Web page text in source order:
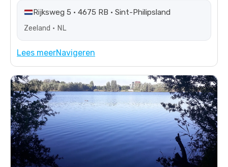
Rijksweg 5 • 4675 RB • Sint-Philipsland
Zeeland • NL
Lees meerNavigeren